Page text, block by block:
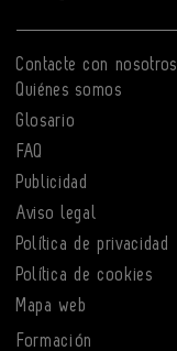
Contacte con nosotros
Quiénes somos
Glosario
FAQ
Publicidad
Aviso legal
Política de privacidad
Política de cookies
Mapa web
Formación